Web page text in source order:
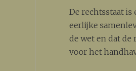
De rechtsstaat
eerlijke
de wet en dat de
voor het